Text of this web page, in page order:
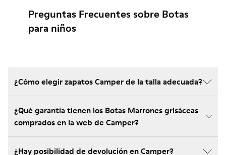
Preguntas Frecuentes sobre Botas
para niños
¿Cómo elegir zapatos Camper de la talla adecuada?
¿Qué garantía tienen los Botas Marrones grisáceas
comprados en la web de Camper?
¿Hay posibilidad de devolución en Camper?